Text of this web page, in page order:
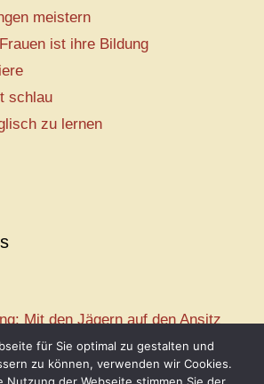
meistern
ist ihre Bildung
schlau
zu lernen
Mit den Jägern auf den Ansitz
für Sie optimal zu gestalten und
zu können, verwenden wir Cookies.